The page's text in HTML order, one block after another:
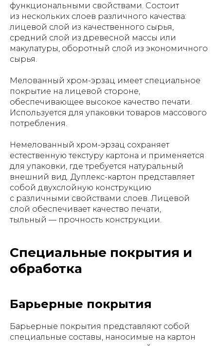
функциональными свойствами. Состоит
из нескольких слоев различного качества:
лицевой слой из качественного сырья,
средний слой из древесной массы или
макулатуры, оборотный слой из экономичного
сырья.
Мелованный хром-эрзац имеет специальное
покрытие на лицевой стороне,
обеспечивающее высокое качество печати.
Используется для упаковки товаров массового
потребления.
Немелованный хром-эрзац сохраняет
естественную текстуру картона и применяется
для упаковки, где требуется натуральный
внешний вид. Дуплекс-картон представляет
собой двухслойную конструкцию
с различными свойствами слоев. Лицевой
слой обеспечивает качество печати,
тыльный — прочность конструкции.
Специальные покрытия и
обработка
Барьерные покрытия
Барьерные покрытия представляют собой
специальные составы, наносимые на картон